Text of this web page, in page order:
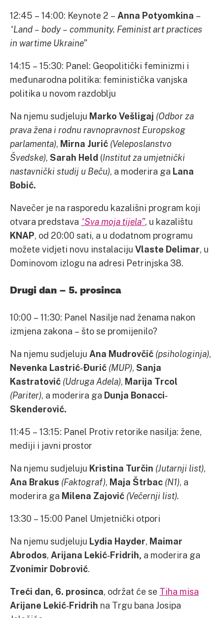
12:45 – 14:00: Keynote 2 – Anna Potyomkina –
“Land – body – community. Feminist art practices
in wartime Ukraine”
14:15 – 15:30: Panel: Geopolitički feminizmi i
međunarodna politika: feministička vanjska
politika u novom razdoblju
Na njemu sudjeluju Marko Vešligaj (Odbor za
prava žena i rodnu ravnopravnost Europskog
parlamenta), Mirna Jurić (Veleposlanstvo
Švedske), Sarah Held (Institut za umjetnički
nastavnički studij u Beču), a moderira ga Lana
Bobić.
Navečer je na rasporedu kazališni program koji
otvara predstava “Sva moja tijela”, u kazalištu
KNAP, od 20:00 sati, a u dodatnom programu
možete vidjeti novu instalaciju Vlaste Delimar, u
Dominovom izlogu na adresi Petrinjska 38.
Drugi dan – 5. prosinca
10:00 – 11:30: Panel Nasilje nad ženama nakon
izmjena zakona – što se promijenilo?
Na njemu sudjeluju Ana Mudrovčić (psihologinja),
Nevenka Lastrić‐Đurić (MUP), Sanja
Kastratović (Udruga Adela), Marija Trcol
(Pariter), a moderira ga Dunja Bonacci‐
Skenderović.
11:45 – 13:15: Panel Protiv retorike nasilja: žene,
mediji i javni prostor
Na njemu sudjeluju Kristina Turčin (Jutarnji list),
Ana Brakus (Faktograf), Maja Štrbac (N1), a
moderira ga Milena Zajović (Večernji list).
13:30 – 15:00 Panel Umjetnički otpori
Na njemu sudjeluju Lydia Hayder, Maimar
Abrodos, Arijana Lekić‐Fridrih, a moderira ga
Zvonimir Dobrović.
Treći dan, 6. prosinca, održat će se Tiha misa
Arijane Lekić‐Fridrih na Trgu bana Josipa